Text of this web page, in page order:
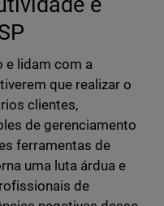
e lidam com a
que realizar o
clientes,
de gerenciamento
ferramentas de
uma luta árdua e
de